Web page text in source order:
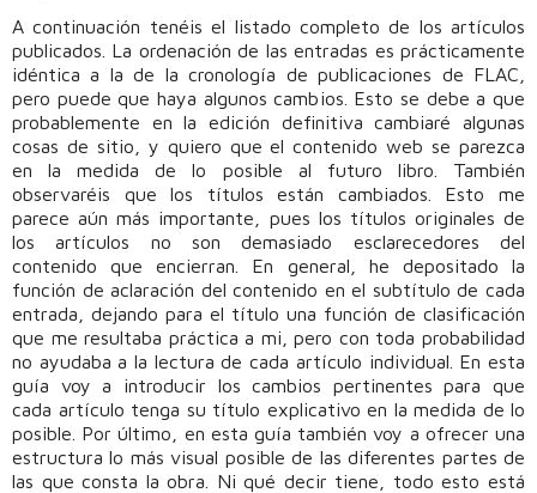
A continuación tenéis el listado completo de los artículos
publicados. La ordenación de las entradas es prácticamente
idéntica a la de la cronología de publicaciones de FLAC,
pero puede que haya algunos cambios. Esto se debe a que
probablemente en la edición definitiva cambiaré algunas
cosas de sitio, y quiero que el contenido web se parezca
en la medida de lo posible al futuro libro. También
observaréis que los títulos están cambiados. Esto me
parece aún más importante, pues los títulos originales de
los artículos no son demasiado esclarecedores del
contenido que encierran. En general, he depositado la
función de aclaración del contenido en el subtítulo de cada
entrada, dejando para el título una función de clasificación
que me resultaba práctica a mi, pero con toda probabilidad
no ayudaba a la lectura de cada artículo individual. En esta
guía voy a introducir los cambios pertinentes para que
cada artículo tenga su título explicativo en la medida de lo
posible. Por último, en esta guía también voy a ofrecer una
estructura lo más visual posible de las diferentes partes de
las que consta la obra. Ni qué decir tiene, todo esto está